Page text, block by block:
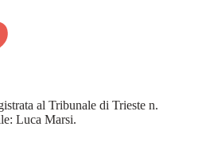
al Tribunale di Trieste n.
Luca Marsi.